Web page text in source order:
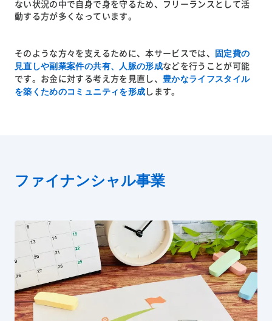
ない状況の中で自身で身を守るため、フリーランスとして活
動する方が多くなっています。
そのような方々を支えるために、本サービスでは、
固定費の
見直しや副業案件の共有、人脈の形成などを行うことが可能
です。お金に対する考え方を見直し、 豊かなライフスタイル
を築くためのコミュニティを形成 します。
ファイナンシャル事業